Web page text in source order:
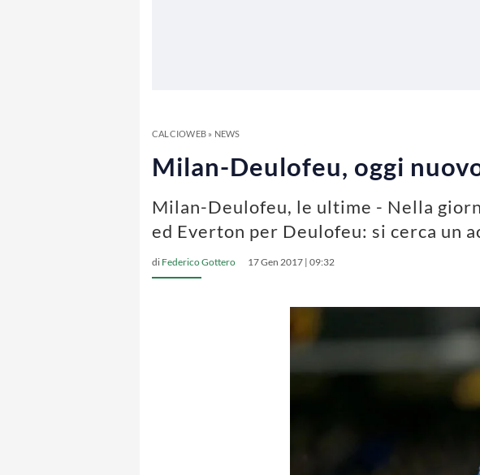
CALCIOWEB» NEWS
Milan-Deulofeu, oggi
Milan-Deulofeu, le ultime - Nella
ed Everton per Deulofeu: si cerca un
di Federico Gottero 17 Gen 2017 | 09:32